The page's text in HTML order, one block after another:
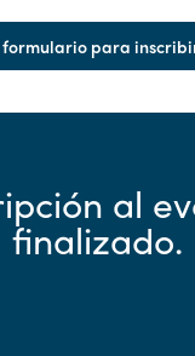
para
al
finalizado.